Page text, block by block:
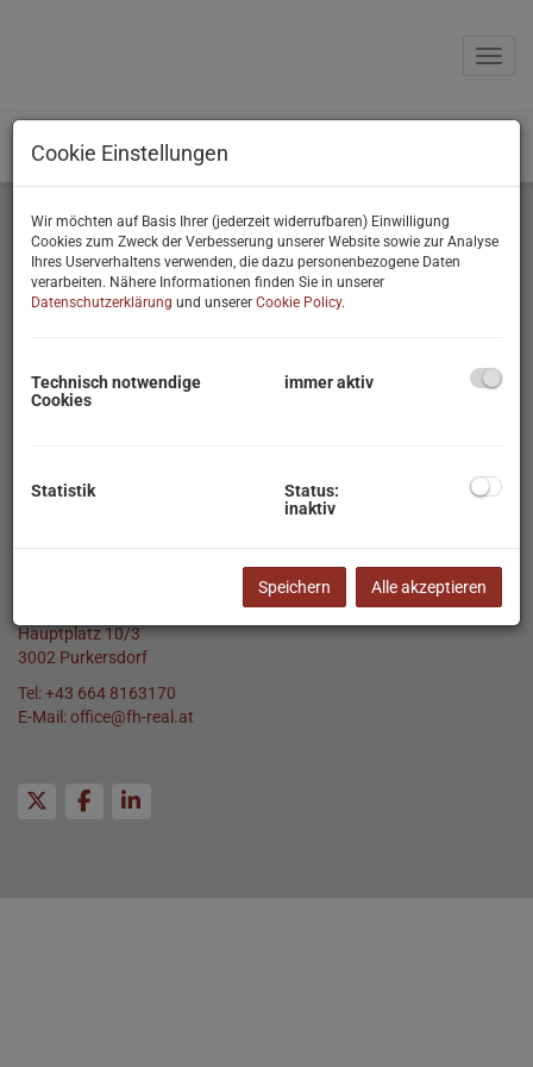
Immobilien
Hauptplatz 10/3
3002 Purkersdorf
Tel:+43 664 8163170
E-Mail:office@fh-real.at
Cookie Einstellungen
Wir möchten auf Basis Ihrer (jederzeit widerrufbaren) Einwilligung
Cookies zum Zweck der Verbesserung unserer Website sowie zur Analyse
Ihres Userverhaltens verwenden, die dazu personenbezogene Daten
verarbeiten. Nähere Informationen finden Sie in unserer
Datenschutzerklärung und unserer Cookie Policy.
Technisch notwendige
Cookies
immer aktiv
Statistik
Status:
inaktiv
Speichern Alle akzeptieren